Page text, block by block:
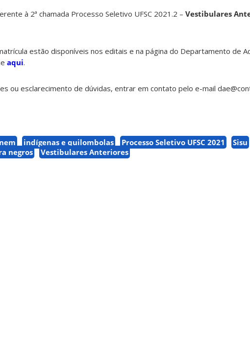
à 2ª chamada Processo Seletivo UFSC 2021.2 – Vestibulares
estão disponíveis nos editais e na página do Departamento de
aqui.
ou esclarecimento de dúvidas, entrar em contato pelo e-mail
indígenas e quilombolas Processo Seletivo UFSC 2021 Sisu
negros
Vestibulares Anteriores